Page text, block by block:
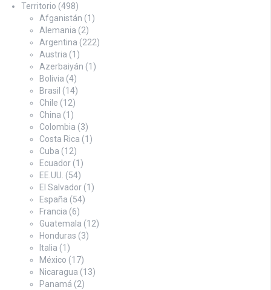
Territorio (498)
Afganistán (1)
Alemania (2)
Argentina (222)
Austria (1)
Azerbaiyán (1)
Bolivia (4)
Brasil (14)
Chile (12)
China (1)
Colombia (3)
Costa Rica (1)
Cuba (12)
Ecuador (1)
EE.UU. (54)
El Salvador (1)
España (54)
Francia (6)
Guatemala (12)
Honduras (3)
Italia (1)
México (17)
Nicaragua (13)
Panamá (2)